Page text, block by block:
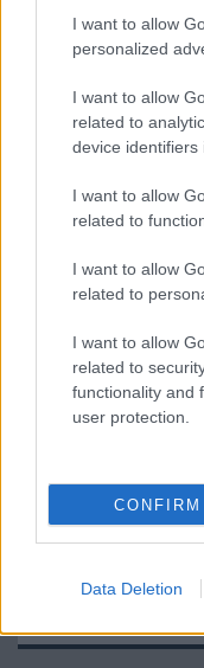
I want to allow
personalized
I want to allow
related to
device identifiers
I want to allow
related to
I want to allow
related to
I want to allow
related to
functionality and
user protection.
CONFIRM
Data Deletion
szolgáltatási feltételek
Korábbi hírlevelek
Megérné Önnek telefont
Talán, ha más
Nem, nekem a mostani
Inkább felhőben tárolok